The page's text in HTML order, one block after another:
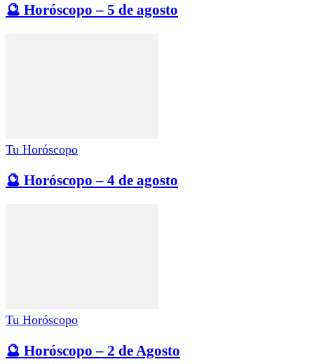
🔮 Horóscopo – 5 de agosto
Tu Horóscopo
🔮 Horóscopo – 4 de agosto
Tu Horóscopo
🔮 Horóscopo – 2 de Agosto